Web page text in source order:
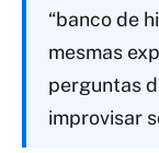
“banco de
mesmas
perguntas
improvisar